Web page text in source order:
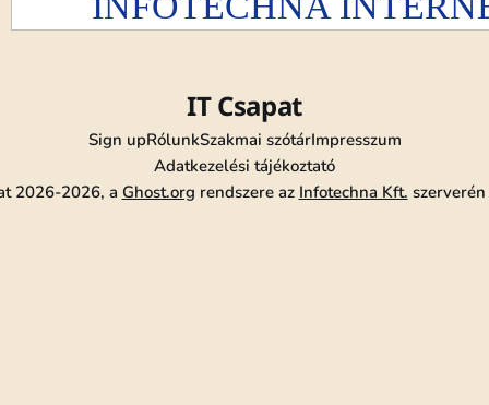
IT Csapat
Sign upRólunkSzakmai szótárImpresszum
Adatkezelési tájékoztató
2026-2026, a Ghost.org rendszere az Infotechna Kft.